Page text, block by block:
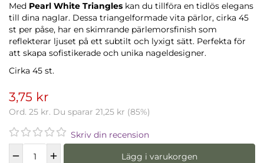
Med Pearl White Triangles kan du tillföra en tidlös elegans
till dina naglar. Dessa triangelformade vita pärlor, cirka 45
st per påse, har en skimrande pärlemorsfinish som
reflekterar ljuset på ett subtilt och lyxigt sätt. Perfekta för
att skapa sofistikerade och unika nageldesigner.
Cirka 45 st.
3,75 kr
Ord. 25 kr. Du sparar 21,25 kr (85%)
Skriv din recension
Lägg i varukorgen